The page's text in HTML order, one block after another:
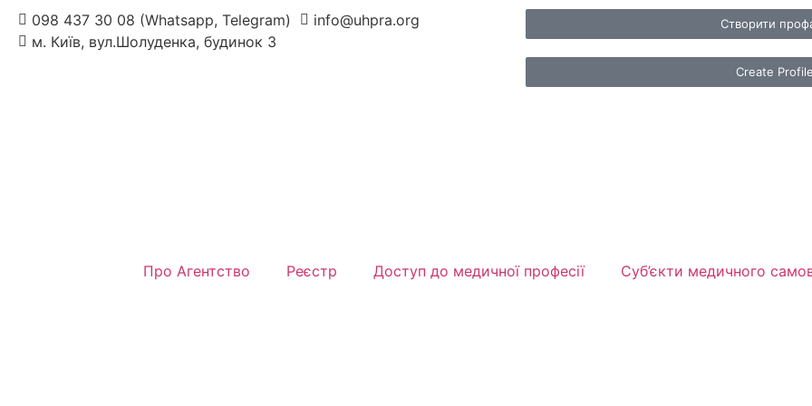
098 437 30 08 (Whatsapp, Telegram)
info@uhpra.org
м. Київ, вул.Шолуденка, будинок 3
Створити
Create Profile
Про Агентство Реєстр Доступ до медичної професії Суб’єкти медичного